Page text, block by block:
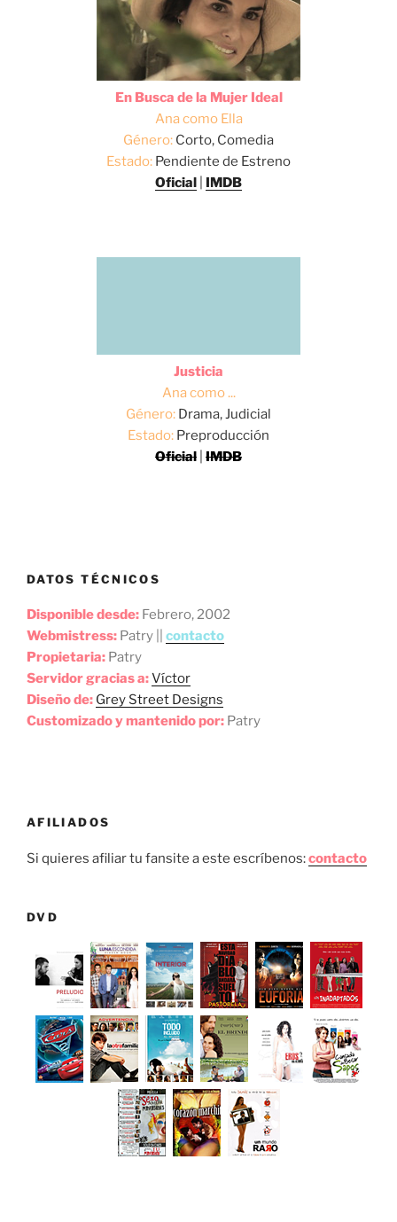
En Busca de la Mujer Ideal
Ana como Ella
Género: Corto, Comedia
Estado: Pendiente de Estreno
Oficial
IMDB
Justicia
Ana como ...
Género: Drama, Judicial
Estado: Preproducción
Oficial IMDB
DATOS TÉCNICOS
Disponible desde: Febrero, 2002
Webmistress: Patry || contacto
Propietaria: Patry
Servidor gracias a:Víctor
Diseño de: Grey Street Designs
Customizado y mantenido por: Patry
AFILIADOS
Si quieres afiliar tu fansite a este escríbenos:contacto
DVD